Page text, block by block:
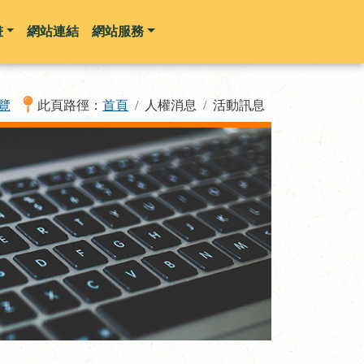
網站連結 網站服務
此頁路徑： 首頁 人權消息 活動訊息